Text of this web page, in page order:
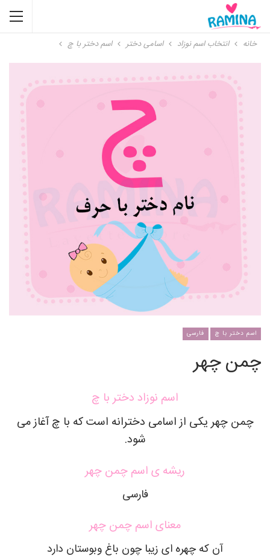
خانه انتخاب اسم نوزاد اسامی دختر اسم دختر با چ
اسم دختر با چ فارسی
چمن چهر
اسم نوزاد دختر با چ
چمن چهر یکی از اسامی دخترانه است که با چ آغاز می
شود.
ریشه ی اسم چمن چهر
فارسی
معنای اسم چمن چهر
آن که چهره ای زیبا چون باغ وبوستان دارد